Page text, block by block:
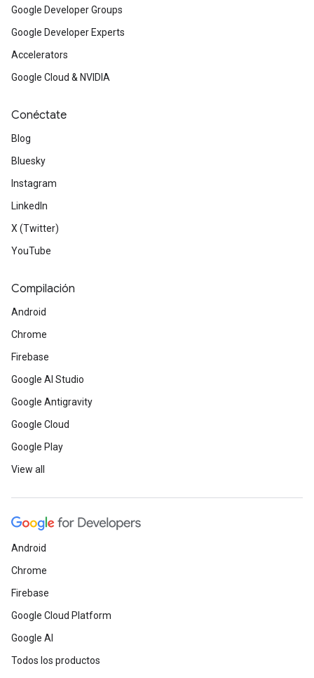
Google Developer Groups
Google Developer Experts
Accelerators
Google Cloud & NVIDIA
Conéctate
Blog
Bluesky
Instagram
LinkedIn
X (Twitter)
YouTube
Compilación
Android
Chrome
Firebase
Google AI Studio
Google Antigravity
Google Cloud
Google Play
View all
Android
Chrome
Firebase
Google Cloud Platform
Google AI
Todos los productos